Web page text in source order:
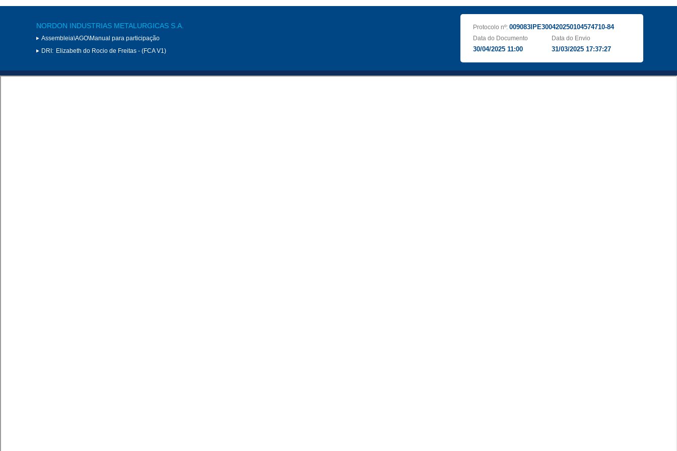
NORDON INDUSTRIAS METALURGICAS S.A.
Assembleia\AGO\Manual para participação
DRI: Elizabeth do Rocio de Freitas - (FCA V1)
Protocolo nº: 009083IPE300420250104574710-84
Data do Documento
30/04/2025 11:00
Data do Envio
31/03/2025 17:37:27